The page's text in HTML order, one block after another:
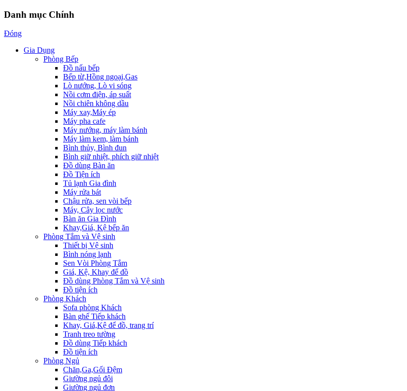
Danh mục Chính
Đóng
Gia Dụng
Phòng Bếp
Đồ nấu bếp
Bếp từ,Hồng ngoại,Gas
Lò nướng, Lò vi sóng
Nồi cơm điện, áp suất
Nồi chiên không dầu
Máy xay,Máy ép
Máy pha cafe
Máy nướng, máy làm bánh
Máy làm kem, làm bánh
Bình thủy, Bình đun
Bình giữ nhiệt, phích giữ nhiệt
Đồ dùng Bàn ăn
Đồ Tiện ích
Tủ lạnh Gia đình
Máy rửa bát
Chậu rửa, sen vòi bếp
Máy, Cây lọc nước
Bàn ăn Gia Đình
Khay,Giá, Kệ bếp ăn
Phòng Tắm và Vệ sinh
Thiết bị Vệ sinh
Bình nóng lạnh
Sen Vòi Phòng Tắm
Giá, Kệ, Khay để đồ
Đồ dùng Phòng Tắm và Vệ sinh
Đồ tiện ích
Phòng Khách
Sofa phòng Khách
Bàn ghế Tiếp khách
Khay, Giá,Kệ để đồ, trang trí
Tranh treo tường
Đồ dùng Tiếp khách
Đồ tiện ích
Phòng Ngủ
Chăn,Ga,Gối Đệm
Giường ngủ đôi
Giường ngủ đơn